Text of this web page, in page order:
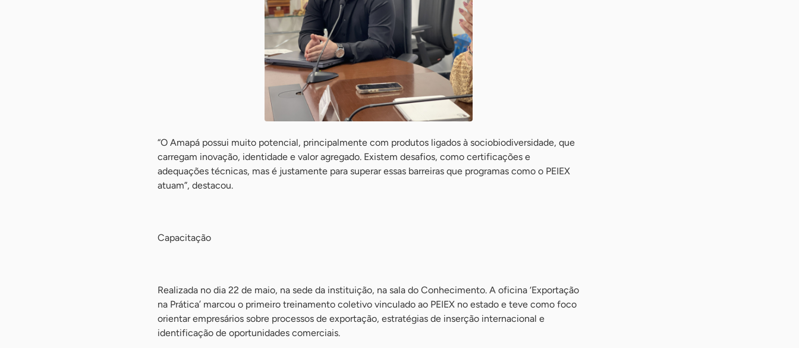
“O Amapá possui muito potencial, principalmente com produtos ligados à sociobiodiversidade, que
carregam inovação, identidade e valor agregado. Existem desafios, como certificações e
adequações técnicas, mas é justamente para superar essas barreiras que programas como o PEIEX
atuam”, destacou.
Capacitação
Realizada no dia 22 de maio, na sede da instituição, na sala do Conhecimento. A oficina ‘Exportação
na Prática’ marcou o primeiro treinamento coletivo vinculado ao PEIEX no estado e teve como foco
orientar empresários sobre processos de exportação, estratégias de inserção internacional e
identificação de oportunidades comerciais.